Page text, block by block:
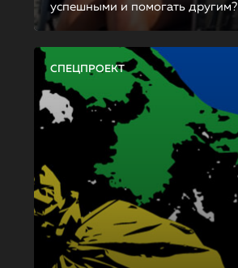
успешными и помогать другим?
СПЕЦПРОЕКТ